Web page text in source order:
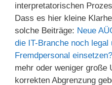
interpretatorischen
Dass es hier kleine
solche Beiträge: Neue
die IT-Branche noch
Fremdpersonal einsetzen?
mehr oder weniger große
korrekten Abgrenzung